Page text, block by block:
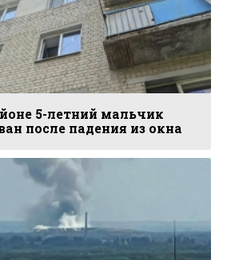
5-летний мальчик
после падения из окна